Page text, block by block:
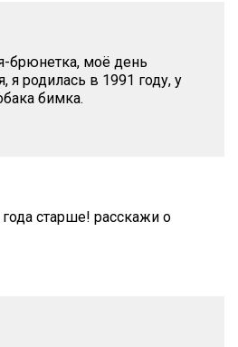
брюнетка, моё день
я родилась в 1991 году, у
бимка.
старше! расскажи о